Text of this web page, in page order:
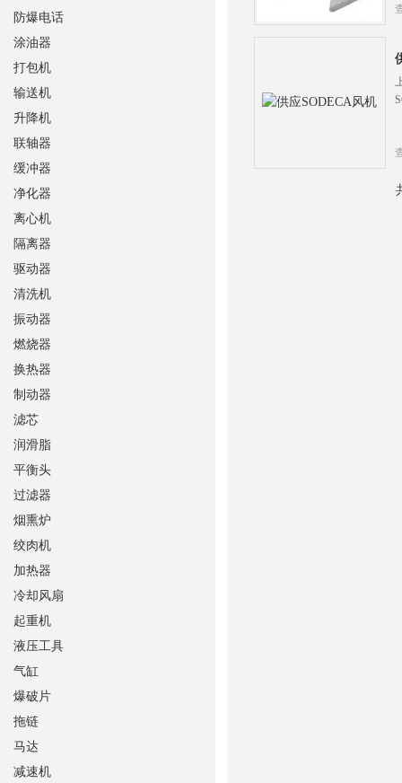
防爆电话
涂油器
打包机
输送机
升降机
联轴器
缓冲器
净化器
离心机
隔离器
驱动器
清洗机
振动器
燃烧器
换热器
制动器
滤芯
润滑脂
平衡头
过滤器
烟熏炉
绞肉机
加热器
冷却风扇
起重机
液压工具
气缸
爆破片
拖链
马达
减速机